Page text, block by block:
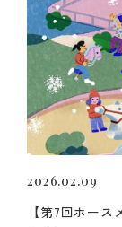
2026.02.09
【第7回ホー